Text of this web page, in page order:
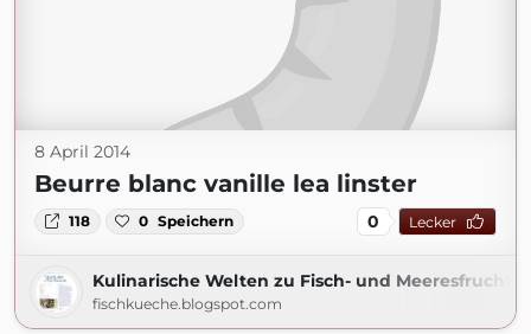
8 April 2014
Beurre blanc vanille lea linster
118 0 Speichern 0 Lecker
Kulinarische Welten zu Fisch- und Meeresfrucht
fischkueche.blogspot.com